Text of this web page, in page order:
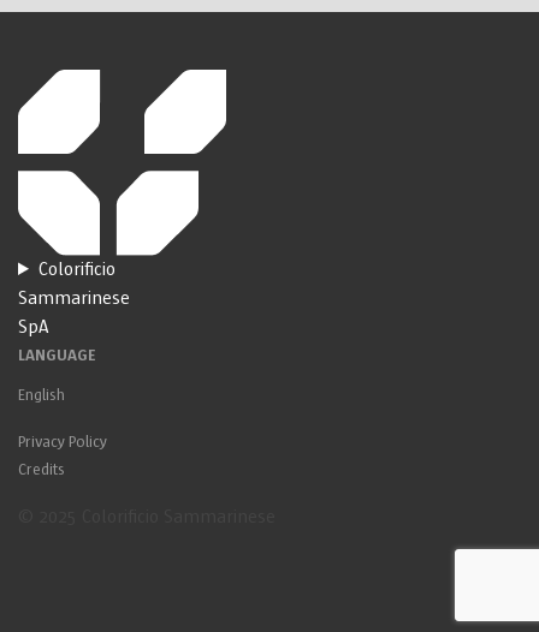
Colorificio
Sammarinese
SpA
LANGUAGE
English
Privacy Policy
Credits